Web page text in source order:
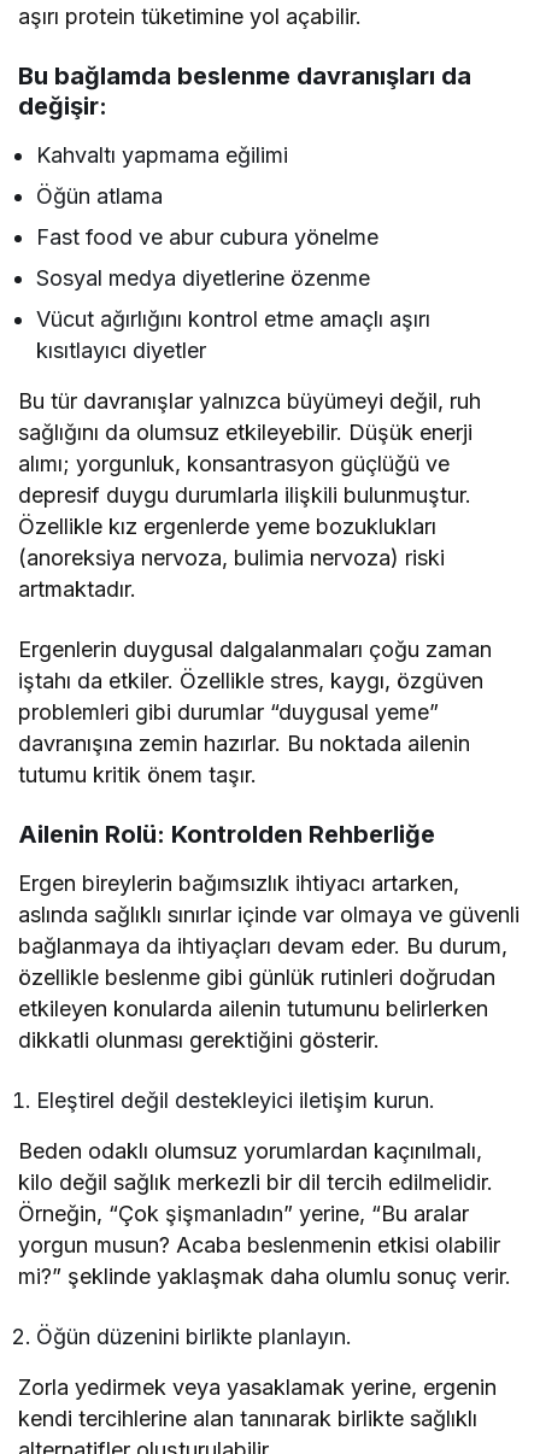
aşırı protein tüketimine yol açabilir.
Bu bağlamda beslenme davranışları da
değişir:
Kahvaltı yapmama eğilimi
Öğün atlama
Fast food ve abur cubura yönelme
Sosyal medya diyetlerine özenme
Vücut ağırlığını kontrol etme amaçlı aşırı
kısıtlayıcı diyetler
Bu tür davranışlar yalnızca büyümeyi değil, ruh
sağlığını da olumsuz etkileyebilir. Düşük enerji
alımı; yorgunluk, konsantrasyon güçlüğü ve
depresif duygu durumlarla ilişkili bulunmuştur.
Özellikle kız ergenlerde yeme bozuklukları
(anoreksiya nervoza, bulimia nervoza) riski
artmaktadır.
Ergenlerin duygusal dalgalanmaları çoğu zaman
iştahı da etkiler. Özellikle stres, kaygı, özgüven
problemleri gibi durumlar “duygusal yeme”
davranışına zemin hazırlar. Bu noktada ailenin
tutumu kritik önem taşır.
Ailenin Rolü: Kontrolden Rehberliğe
Ergen bireylerin bağımsızlık ihtiyacı artarken,
aslında sağlıklı sınırlar içinde var olmaya ve güvenli
bağlanmaya da ihtiyaçları devam eder. Bu durum,
özellikle beslenme gibi günlük rutinleri doğrudan
etkileyen konularda ailenin tutumunu belirlerken
dikkatli olunması gerektiğini gösterir.
Eleştirel değil destekleyici iletişim kurun.
Beden odaklı olumsuz yorumlardan kaçınılmalı,
kilo değil sağlık merkezli bir dil tercih edilmelidir.
Örneğin, “Çok şişmanladın” yerine, “Bu aralar
yorgun musun? Acaba beslenmenin etkisi olabilir
mi?” şeklinde yaklaşmak daha olumlu sonuç verir.
Öğün düzenini birlikte planlayın.
Zorla yedirmek veya yasaklamak yerine, ergenin
kendi tercihlerine alan tanınarak birlikte sağlıklı